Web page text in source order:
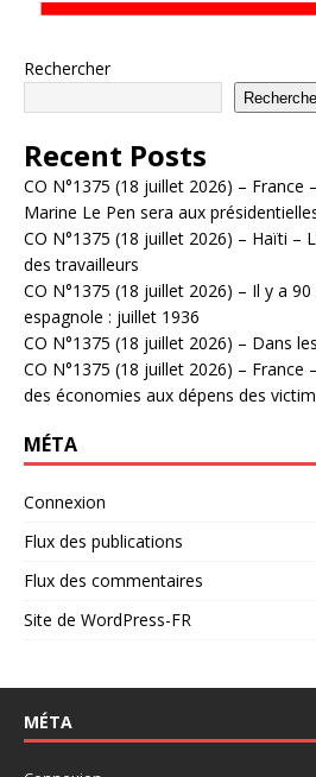
Rechercher
Recent Posts
CO N°1375 (18 juillet 2026) – France
Marine Le Pen sera aux
CO N°1375 (18 juillet 2026) – Haïti –
des travailleurs
CO N°1375 (18 juillet 2026) – Il y a
espagnole : juillet 1936
CO N°1375 (18 juillet 2026) – Dans
CO N°1375 (18 juillet 2026) – France
des économies aux dépens des
MÉTA
Connexion
Flux des publications
Flux des commentaires
Site de WordPress-FR
MÉTA